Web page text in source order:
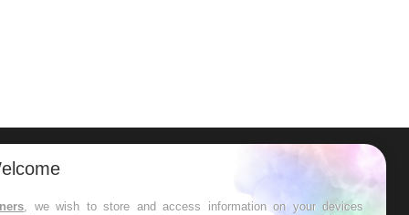
, we wish to store and access information on your devices